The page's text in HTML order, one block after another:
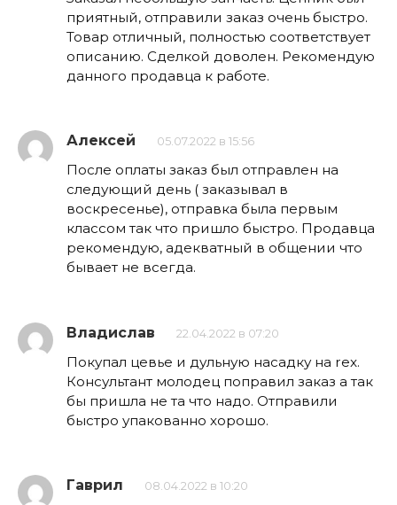
приятный, отправили заказ очень быстро.
Товар отличный, полностью соответствует
описанию. Сделкой доволен. Рекомендую
данного продавца к работе.
Алексей 05.07.2022 в 15:56
После оплаты заказ был отправлен на
следующий день ( заказывал в
воскресенье), отправка была первым
классом так что пришло быстро. Продавца
рекомендую, адекватный в общении что
бывает не всегда.
Владислав 22.04.2022 в 07:20
Покупал цевье и дульную насадку на rex.
Консультант молодец поправил заказ а так
бы пришла не та что надо. Отправили
быстро упакованно хорошо.
Гаврил 08.04.2022 в 10:20